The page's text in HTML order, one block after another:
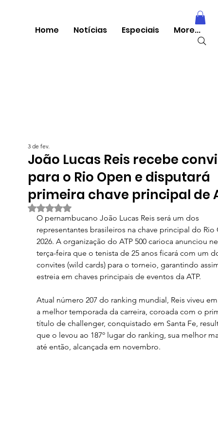
Home Notícias Especiais More...
João Lucas Reis recebe
para o Rio Open e disputará
primeira chave principal de
3 de fev.
Avaliado com NaN de 5 estrelas.
O pernambucano João Lucas Reis será um dos
representantes brasileiros na chave principal do
2026. A organização do ATP 500 carioca anunciou
terça-feira que o tenista de 25 anos ficará com um
convites (wild cards) para o torneio, garantindo
estreia em chaves principais de eventos da ATP.
Atual número 207 do ranking mundial, Reis viveu
a melhor temporada da carreira, coroada com o
título de challenger, conquistado em Santa Fe,
que o levou ao 187º lugar do ranking, sua melhor
até então, alcançada em novembro.